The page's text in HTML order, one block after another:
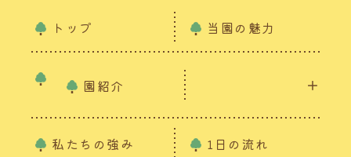
トップ 当園の魅力
園紹介
私たちの強み 1日の流れ